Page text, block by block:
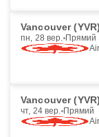
Vancouver (YVR)
пн, 28 вер. Прямий
Vancouver (YVR)
чт, 24 вер. Прямий